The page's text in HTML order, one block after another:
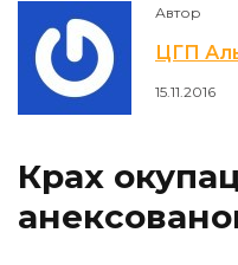
Автор
ЦГП
15.11.2016
Крах